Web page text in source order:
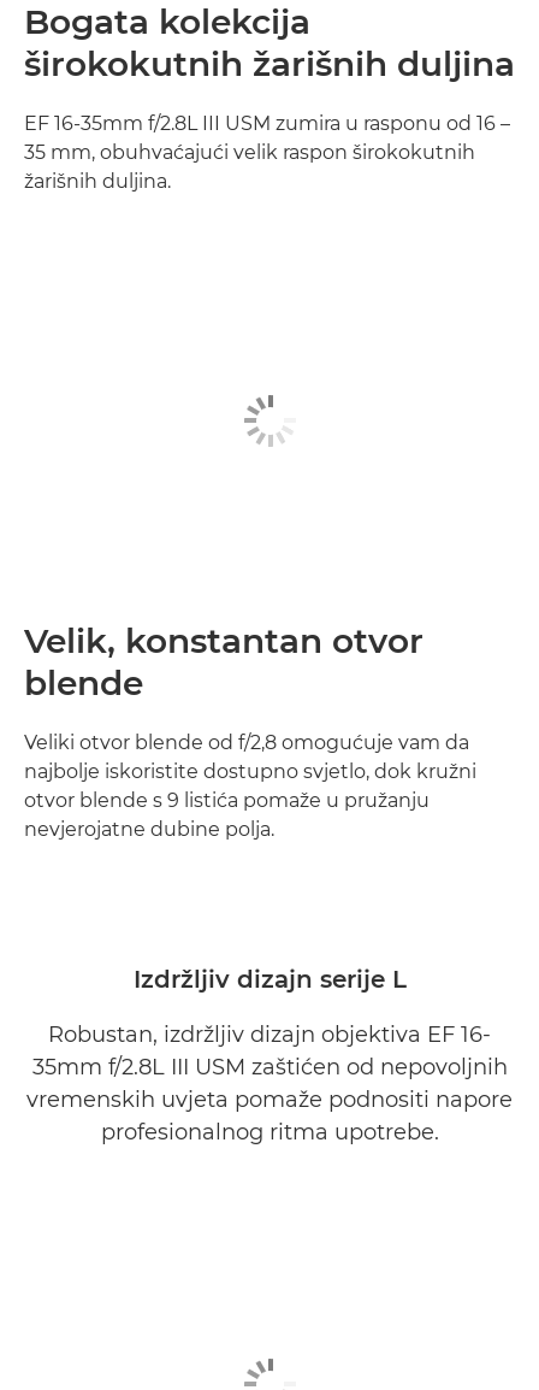
Bogata kolekcija
širokokutnih žarišnih duljina
EF 16-35mm f/2.8L III USM zumira u rasponu od 16 –
35 mm, obuhvaćajući velik raspon širokokutnih
žarišnih duljina.
Velik, konstantan otvor
blende
Veliki otvor blende od f/2,8 omogućuje vam da
najbolje iskoristite dostupno svjetlo, dok kružni
otvor blende s 9 listića pomaže u pružanju
nevjerojatne dubine polja.
Izdržljiv dizajn serije L
Robustan, izdržljiv dizajn objektiva EF 16-
35mm f/2.8L III USM zaštićen od nepovoljnih
vremenskih uvjeta pomaže podnositi napore
profesionalnog ritma upotrebe.